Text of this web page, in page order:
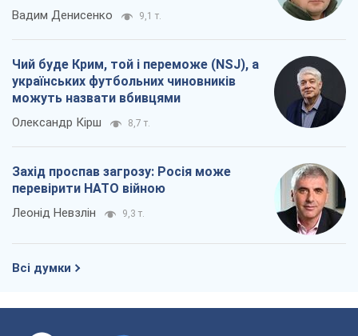
Вадим Денисенко 9,1 т.
Чий буде Крим, той і переможе (NSJ), а
українських футбольних чиновників
можуть назвати вбивцями
Олександр Кірш 8,7 т.
Захід проспав загрозу: Росія може
перевірити НАТО війною
Леонід Невзлін 9,3 т.
Всі думки